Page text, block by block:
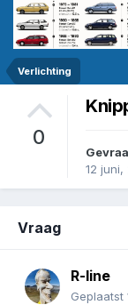
Verlichting
0
12 juni,
Vraag
R-line
Geplaatst